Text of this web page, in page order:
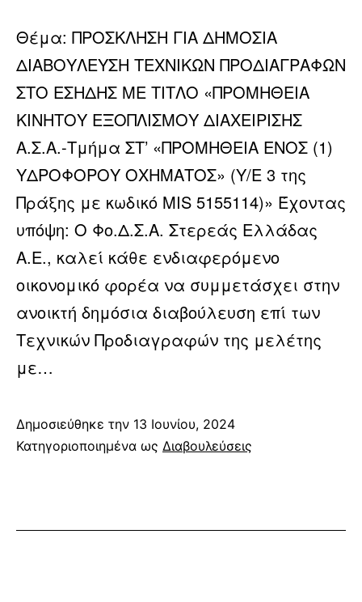
Θέμα: ΠΡΟΣΚΛΗΣΗ ΓΙΑ ΔΗΜΟΣΙΑ
ΔΙΑΒΟΥΛΕΥΣΗ ΤΕΧΝΙΚΩΝ ΠΡΟΔΙΑΓΡΑΦΩΝ
ΣΤΟ ΕΣΗΔΗΣ ΜΕ ΤΙΤΛΟ «ΠΡΟΜΗΘΕΙΑ
ΚΙΝΗΤΟΥ ΕΞΟΠΛΙΣΜΟΥ ΔΙΑΧΕΙΡΙΣΗΣ
Α.Σ.Α.-Τμήμα ΣΤ’ «ΠΡΟΜΗΘΕΙΑ ΕΝΟΣ (1)
ΥΔΡΟΦΟΡΟΥ ΟΧΗΜΑΤΟΣ» (Υ/Ε 3 της
Πράξης με κωδικό MIS 5155114)» Έχοντας
υπόψη: Ο Φο.Δ.Σ.Α. Στερεάς Ελλάδας
Α.Ε., καλεί κάθε ενδιαφερόμενο
οικονομικό φορέα να συμμετάσχει στην
ανοικτή δημόσια διαβούλευση επί των
Τεχνικών Προδιαγραφών της μελέτης
με…
Δημοσιεύθηκε την 13 Ιουνίου, 2024
Κατηγοριοποιημένα ως Διαβουλεύσεις